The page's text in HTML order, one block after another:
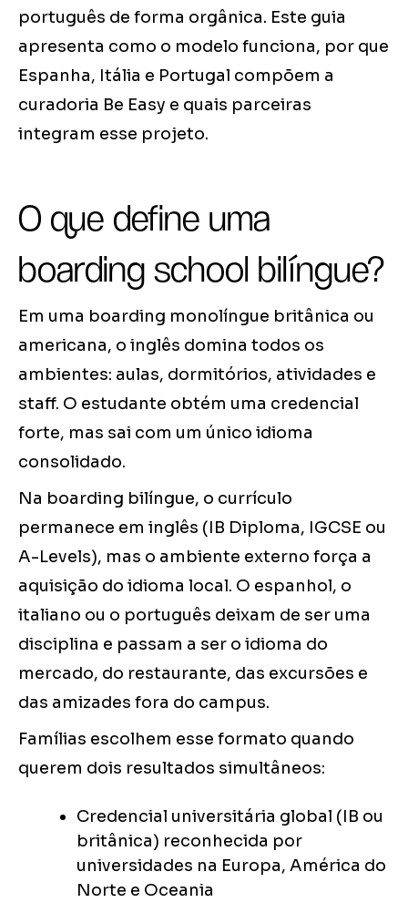
português de forma orgânica. Este guia
apresenta como o modelo funciona, por que
Espanha, Itália e Portugal compõem a
curadoria Be Easy e quais parceiras
integram esse projeto.
O que define uma
boarding school bilíngue?
Em uma boarding monolíngue britânica ou
americana, o inglês domina todos os
ambientes: aulas, dormitórios, atividades e
staff. O estudante obtém uma credencial
forte, mas sai com um único idioma
consolidado.
Na boarding bilíngue, o currículo
permanece em inglês (IB Diploma, IGCSE ou
A-Levels), mas o ambiente externo força a
aquisição do idioma local. O espanhol, o
italiano ou o português deixam de ser uma
disciplina e passam a ser o idioma do
mercado, do restaurante, das excursões e
das amizades fora do campus.
Famílias escolhem esse formato quando
querem dois resultados simultâneos:
Credencial universitária global (IB ou
britânica) reconhecida por
universidades na Europa, América do
Norte e Oceania